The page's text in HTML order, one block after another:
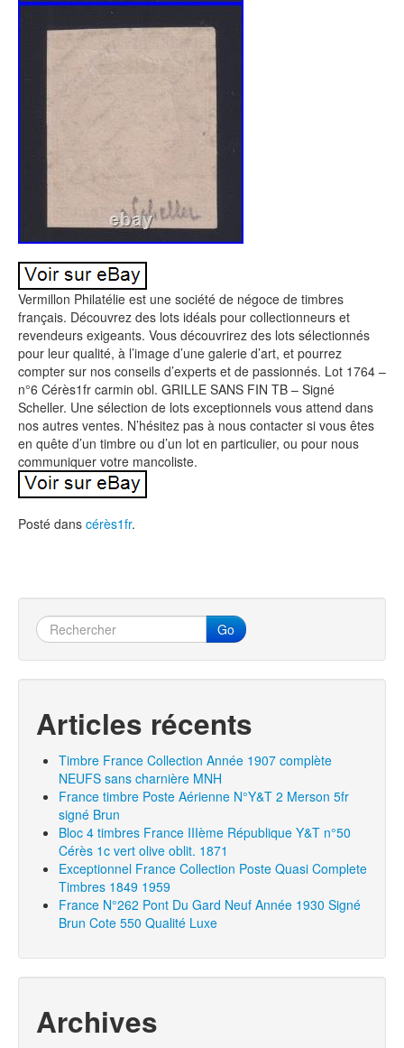
Vermillon Philatélie est une société de négoce de timbres
français. Découvrez des lots idéals pour collectionneurs et
revendeurs exigeants. Vous découvrirez des lots sélectionnés
pour leur qualité, à l’image d’une galerie d’art, et pourrez
compter sur nos conseils d’experts et de passionnés. Lot 1764 –
n°6 Cérès1fr carmin obl. GRILLE SANS FIN TB – Signé
Scheller. Une sélection de lots exceptionnels vous attend dans
nos autres ventes. N’hésitez pas à nous contacter si vous êtes
en quête d’un timbre ou d’un lot en particulier, ou pour nous
communiquer votre mancoliste.
Posté dans cérès1fr.
Go
Articles récents
Timbre France Collection Année 1907 complète
NEUFS sans charnière MNH
France timbre Poste Aérienne N°Y&T 2 Merson 5fr
signé Brun
Bloc 4 timbres France IIIème République Y&T n°50
Cérès 1c vert olive oblit. 1871
Exceptionnel France Collection Poste Quasi Complete
Timbres 1849 1959
France N°262 Pont Du Gard Neuf Année 1930 Signé
Brun Cote 550 Qualité Luxe
Archives